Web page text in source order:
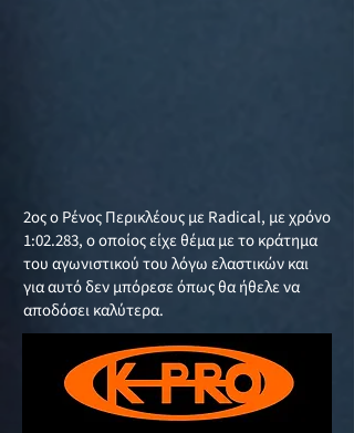
2ος ο Ρένος Περικλέους με Radical, με χρόνο
1:02.283, ο οποίος είχε θέμα με το κράτημα
του αγωνιστικού του λόγω ελαστικών και
για αυτό δεν μπόρεσε όπως θα ήθελε να
αποδόσει καλύτερα.